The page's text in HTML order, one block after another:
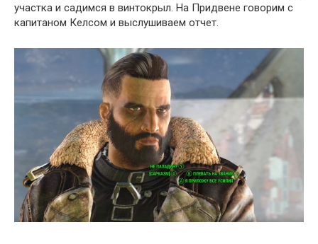
участка и садимся в винтокрыл. На Придвене говорим с
капитаном Келсом и выслушиваем отчет.